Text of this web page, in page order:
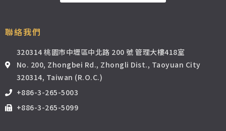
聯絡我們
320314 桃園市中壢區中北路 200 號 管理大樓418室
No. 200, Zhongbei Rd., Zhongli Dist., Taoyuan City
320314, Taiwan (R.O.C.)
+886-3-265-5003
+886-3-265-5099